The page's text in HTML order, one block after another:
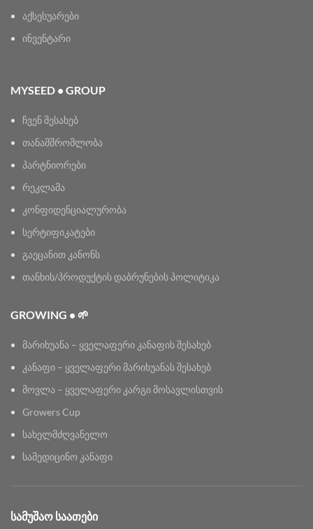
აქსესუარები
ინვენტარი
MYSEED • GROUP
ჩვენ შესახებ
თანამშრომლობა
პარტნიორები
რეკლამა
კონფიდენციალურობა
სერტიფიკატები
გაეცანით კანონს
თანხის/პროდუქტის დაბრუნების პოლიტიკა
GROWING • 🌱
მარიხუანა – ყველაფერი კანაფის შესახებ
კანაფი – ყველაფერი მარიხუანას შესახებ
მოვლა – ყველაფერი კარგი მოსავლისთვის
Growers Cup
სახელმძღვანელო
სამედიცინო კანაფი
ᲡᲐᲛᲣᲨᲐᲝ ᲡᲐᲐᲗᲔᲑᲘ